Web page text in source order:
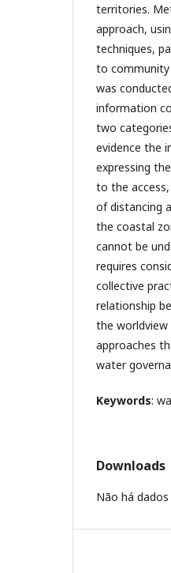
territories.
approach,
techniques,
to community
was
information
two
evidence the
expressing
to the
of distancing
the coastal
cannot be
requires
collective
relationship
the
approaches
water
Keywords:
Downloads
Não há